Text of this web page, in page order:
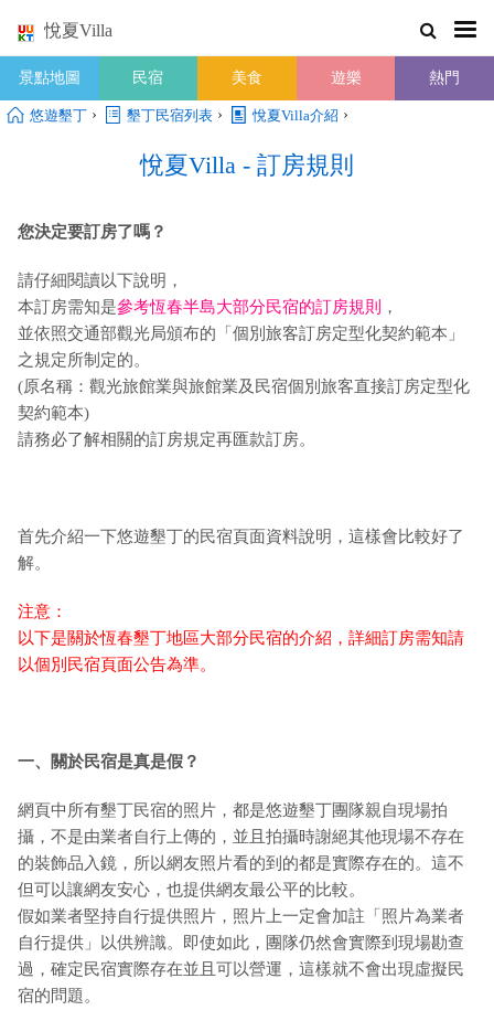
悅夏Villa
景點地圖 民宿 美食 遊樂 熱門
悠遊墾丁 › 墾丁民宿列表 › 悅夏Villa介紹 ›
悅夏Villa - 訂房規則
您決定要訂房了嗎？
請仔細閱讀以下說明，
本訂房需知是參考恆春半島大部分民宿的訂房規則
，
並依照交通部觀光局頒布的「個別旅客訂房定型化契約範本」
之規定所制定的。
(原名稱：觀光旅館業與旅館業及民宿個別旅客直接訂房定型化
契約範本)
請務必了解相關的訂房規定再匯款訂房。
首先介紹一下悠遊墾丁的民宿頁面資料說明，這樣會比較好了
解。
注意：
以下是關於恆春墾丁地區大部分民宿的介紹，詳細訂房需知請
以個別民宿頁面公告為準。
一、關於民宿是真是假？
網頁中所有墾丁民宿的照片，都是悠遊墾丁團隊親自現場拍
攝，不是由業者自行上傳的，並且拍攝時謝絕其他現場不存在
的裝飾品入鏡，所以網友照片看的到的都是實際存在的。這不
但可以讓網友安心，也提供網友最公平的比較。
假如業者堅持自行提供照片，照片上一定會加註「照片為業者
自行提供」以供辨識。即使如此，團隊仍然會實際到現場勘查
過，確定民宿實際存在並且可以營運，這樣就不會出現虛擬民
宿的問題。